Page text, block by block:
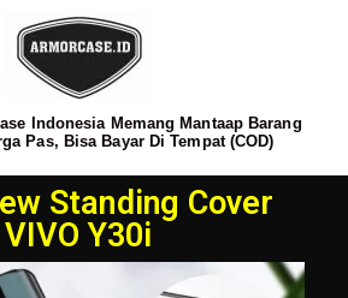
Indonesia Memang Mantaap Barang
Pas, Bisa Bayar Di Tempat (COD)
Standing Cover
VIVO Y30i